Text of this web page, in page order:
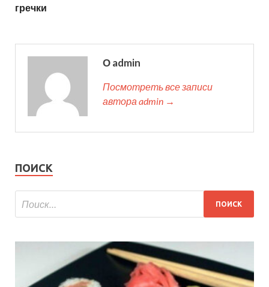
гречки
О admin
Посмотреть все записи
автора admin →
ПОИСК